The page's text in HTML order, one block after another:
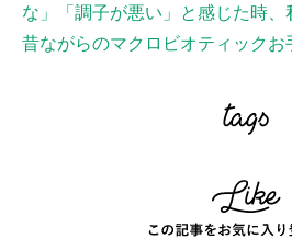
な」「調子が悪い」と感じた時、
昔ながらのマクロビオティック